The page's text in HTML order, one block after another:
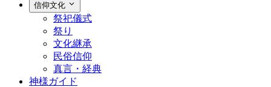
信仰文化
祭祀儀式
祭り
文化継承
民俗信仰
真言・経典
神様ガイド